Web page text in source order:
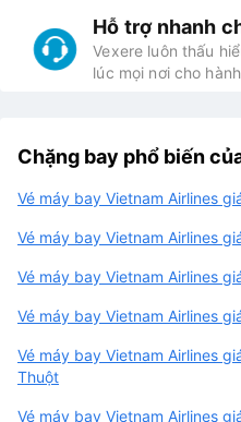
Hỗ trợ nhanh
Vexere luôn thấu
lúc mọi nơi cho
Chặng bay phổ biến
Vé máy bay Vietnam Airlines
Vé máy bay Vietnam Airlines
Vé máy bay Vietnam Airlines
Vé máy bay Vietnam Airlines
Vé máy bay Vietnam Airlines
Thuột
Vé máy bay Vietnam Airlines